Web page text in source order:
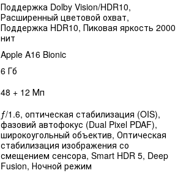
Поддержка Dolby Vision/HDR10,
Расширенный цветовой охват,
Поддержка HDR10, Пиковая яркость 2000
нит
Apple A16 Bionic
6 Гб
48 + 12 Мп
ƒ/1.6, оптическая стабилизация (OIS),
фазовий автофокус (Dual Pixel PDAF),
широкоугольный объектив, Оптическая
стабилизация изображения со
смещением сенсора, Smart HDR 5, Deep
Fusion, Ночной режим